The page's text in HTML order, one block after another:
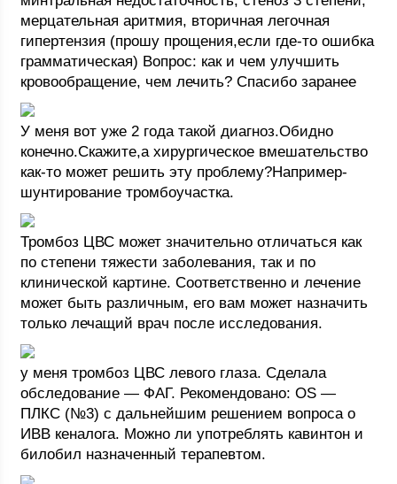
мерцательная аритмия, вторичная легочная
гипертензия (прошу прощения,если где-то ошибка
грамматическая) Вопрос: как и чем улучшить
кровообращение, чем лечить? Спасибо заранее
У меня вот уже 2 года такой диагноз.Обидно
конечно.Скажите,а хирургическое вмешательство
как-то может решить эту проблему?Например-
шунтирование тромбоучастка.
Тромбоз ЦВС может значительно отличаться как
по степени тяжести заболевания, так и по
клинической картине. Соответственно и лечение
может быть различным, его вам может назначить
только лечащий врач после исследования.
у меня тромбоз ЦВС левого глаза. Сделала
обследование — ФАГ. Рекомендовано: OS —
ПЛКС (№3) с дальнейшим решением вопроса о
ИВВ кеналога. Можно ли употреблять кавинтон и
билобил назначенный терапевтом.